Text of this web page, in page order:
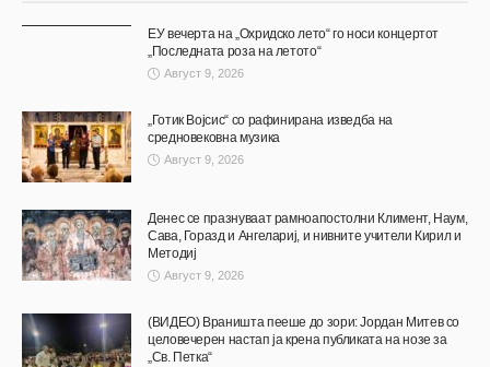
ЕУ вечерта на „Охридско лето“ го носи концертот
„Последната роза на летото“
Август 9, 2026
„Готик Војсис“ со рафинирана изведба на
средновековна музика
Август 9, 2026
Денес се празнуваат рамноапостолни Климент, Наум,
Сава, Горазд и Ангелариј, и нивните учители Кирил и
Методиј
Август 9, 2026
(ВИДЕО) Враништа пееше до зори: Јордан Митев со
целовечерен настап ја крена публиката на нозе за
„Св. Петка“